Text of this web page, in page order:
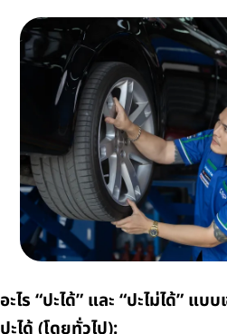
อะไร “ปะได้” และ “ปะไม่ได้” แบ
ปะได้ (โดยทั่วไป):